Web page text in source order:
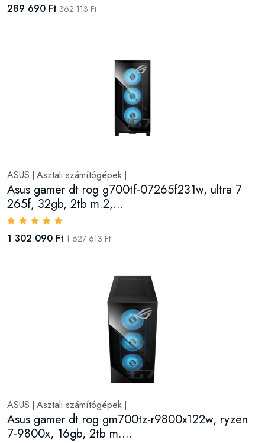
289 690 Ft 362 113 Ft
ASUS | Asztali számítógépek |
Asus gamer dt rog g700tf-07265f231w, ultra 7
265f, 32gb, 2tb m.2,...
1 302 090 Ft 1 627 613 Ft
ASUS | Asztali számítógépek |
Asus gamer dt rog gm700tz-r9800x122w, ryzen
7-9800x, 16gb, 2tb m....